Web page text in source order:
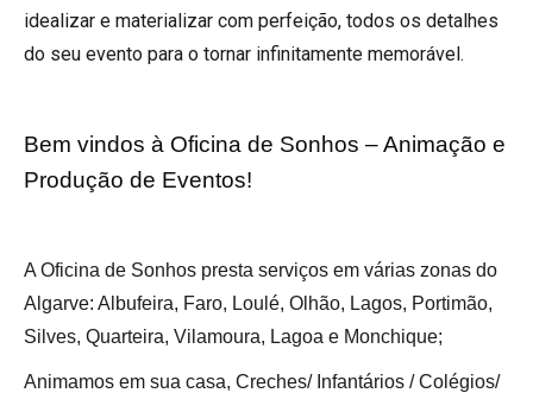
idealizar e materializar com perfeição, todos os detalhes
do seu evento para o tornar infinitamente memorável.
Bem vindos à Oficina de Sonhos – Animação e
Produção de Eventos!
A Oficina de Sonhos presta serviços em várias zonas do
Algarve: Albufeira, Faro, Loulé, Olhão, Lagos, Portimão,
Silves, Quarteira, Vilamoura, Lagoa e Monchique;
Animamos em sua casa, Creches/ Infantários / Colégios/